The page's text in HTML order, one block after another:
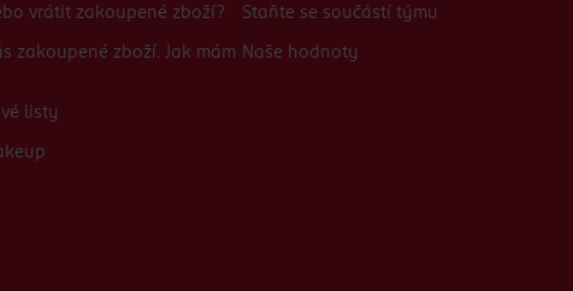
vrátit zakoupené zboží?
zakoupené zboží. Jak mám
listy
Staňte se součástí týmu
Naše hodnoty